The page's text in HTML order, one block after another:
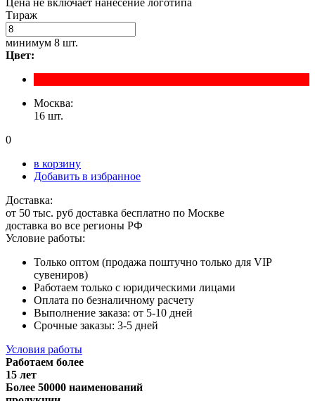
Цена не включает нанесение логотипа
Тираж
минимум 8 шт.
Цвет:
Москва:
16 шт.
0
в корзину
Добавить в избранное
Доставка:
от 50 тыс. руб доставка бесплатно по Москве
доставка во все регионы РФ
Условие работы:
Только оптом (продажа поштучно только для VIP
сувениров)
Работаем только с юридическими лицами
Оплата по безналичному расчету
Выполнение заказа: от 5-10 дней
Срочные заказы: 3-5 дней
Условия работы
Работаем более
15 лет
Более 50000 наименований